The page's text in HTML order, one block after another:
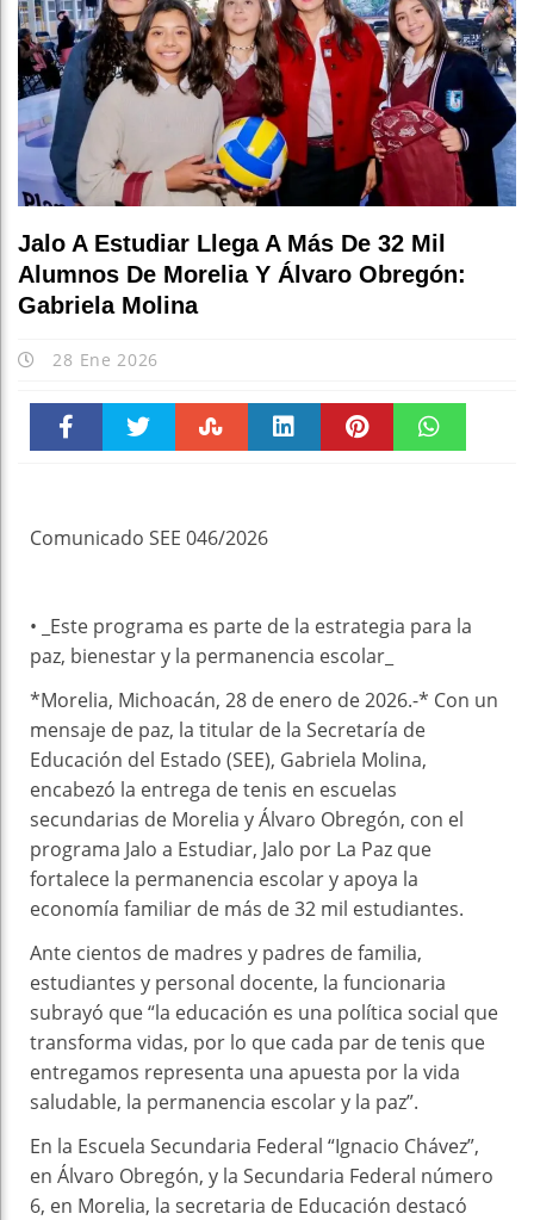
Jalo A Estudiar Llega A Más De 32 Mil
Alumnos De Morelia Y Álvaro Obregón:
Gabriela Molina
28 Ene 2026
Comunicado SEE 046/2026
• _Este programa es parte de la estrategia para la
paz, bienestar y la permanencia escolar_
*Morelia, Michoacán, 28 de enero de 2026.-* Con un
mensaje de paz, la titular de la Secretaría de
Educación del Estado (SEE), Gabriela Molina,
encabezó la entrega de tenis en escuelas
secundarias de Morelia y Álvaro Obregón, con el
programa Jalo a Estudiar, Jalo por La Paz que
fortalece la permanencia escolar y apoya la
economía familiar de más de 32 mil estudiantes.
Ante cientos de madres y padres de familia,
estudiantes y personal docente, la funcionaria
subrayó que “la educación es una política social que
transforma vidas, por lo que cada par de tenis que
entregamos representa una apuesta por la vida
saludable, la permanencia escolar y la paz”.
En la Escuela Secundaria Federal “Ignacio Chávez”,
en Álvaro Obregón, y la Secundaria Federal número
6, en Morelia, la secretaria de Educación destacó